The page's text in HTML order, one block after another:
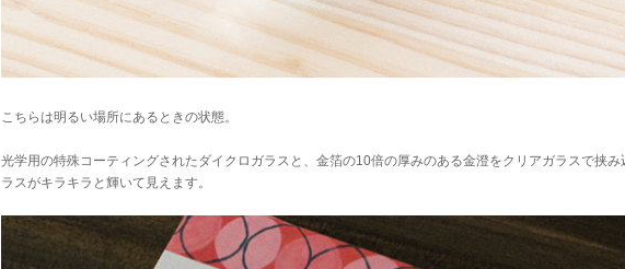
こちらは明るい場所にあるときの状態。
光学用の特殊コーティングされたダイクロガラスと、金箔の10倍の厚みのある金澄をクリアガラスで挟
ラスがキラキラと輝いて見えます。